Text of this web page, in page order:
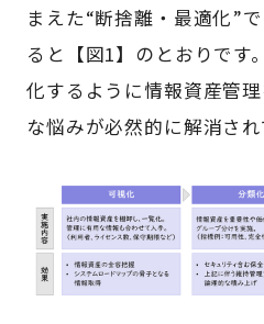
まえた“断捨離・最適化”
ると【図1】のとおりです
化するように情報資産管
な悩みが必然的に解消され